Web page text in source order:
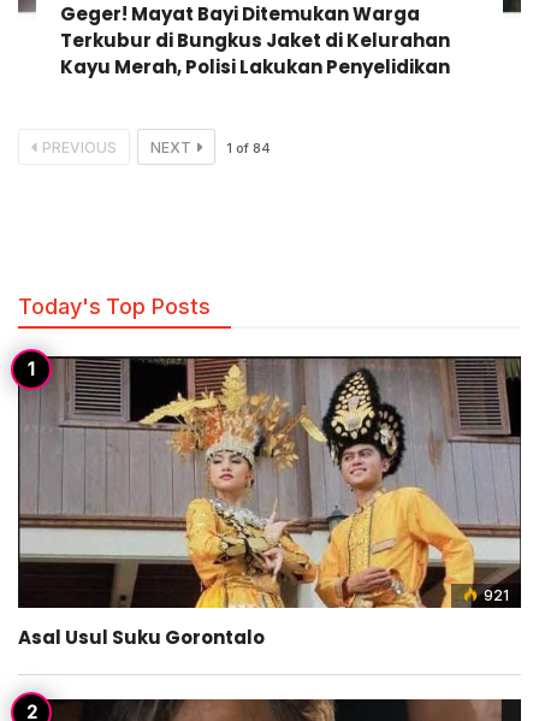
Geger! Mayat Bayi Ditemukan Warga
Terkubur di Bungkus Jaket di Kelurahan
Kayu Merah, Polisi Lakukan Penyelidikan
PREVIOUS NEXT 1 of 84
Today's Top Posts
921
Asal Usul Suku Gorontalo